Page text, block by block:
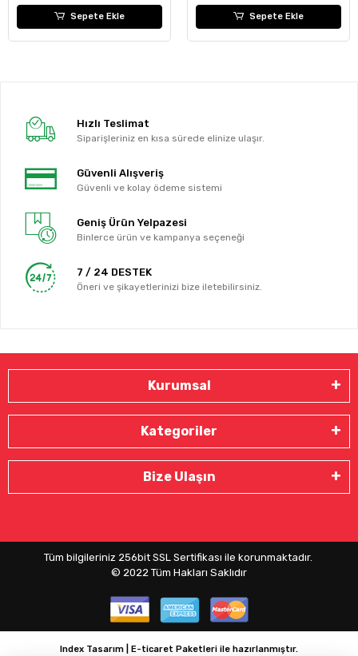
Sepete Ekle Sepete Ekle
Hızlı Teslimat
Siparişleriniz en kısa sürede elinize ulaşır.
Güvenli Alışveriş
Güvenli ve kolay ödeme sistemi
Geniş Ürün Yelpazesi
Binlerce ürün ve kampanya seçeneği
7 / 24 DESTEK
Öneri ve şikayetlerinizi bize iletebilirsiniz.
Kurumsal
Kategoriler
Bize Ulaşın
Tüm bilgileriniz 256bit SSL Sertifikası ile korunmaktadır.
© 2022 Tüm Hakları Saklıdır
Index Tasarım | E-ticaret Paketleri ile hazırlanmıştır.